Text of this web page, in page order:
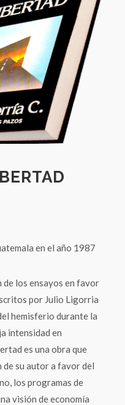
en el año 1987
los ensayos en favor
por Julio Ligorria
hemisferio durante la
intensidad en
es una obra que
de su autor a favor del
los programas de
visión de economía